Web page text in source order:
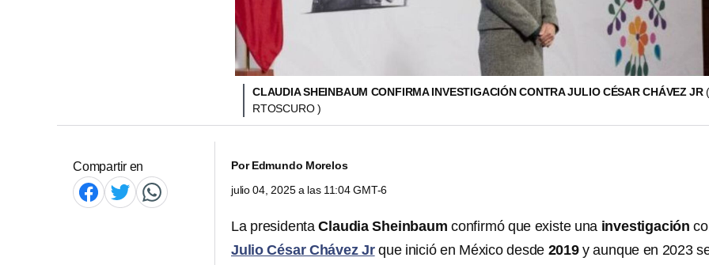
CLAUDIA SHEINBAUM CONFIRMA INVESTIGACIÓN CONTRA JULIO CÉSAR CHÁVEZ JR
RTOSCURO )
Compartir en PorEdmundo Morelos
julio 04, 2025 a las 11:04 GMT-6
La presidentaClaudia Sheinbaum confirmó que existe una investigación
Julio César Chávez Jr que inició en México desde 2019y aunque en 2023